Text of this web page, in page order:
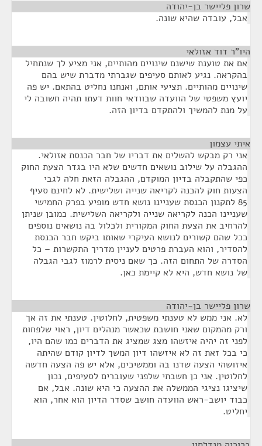
שרון פליישר בן-יהודה
אבל, עובדה שהיא שונה.
היו"ר דוד אזולאי
אם את טוענת שישנם שינויים מהותיים, אני מציע לך שנתחיל
בהקראה. נגיע לאותם סעיפים שגברתי מדברת שיש בהם
שינויים מהותיים. תציעי אותם, ואנחנו נחליט בהתאם. יש פה
יועץ משפטי של הוועדה שבוודאי חוות דעתו תהיה חשובה לי
על מנת להמשיך ולהתקדם בדיון הזה.
איתי עצמון
אני רק מבקש להשלים את דבריו של חבר הכנסת אזולאי.
ההגבלה על שילוב נושאים חדשים שלא היו בגדר הצעת החוק
כפי שהתקבלה בדיון המוקדם, ההגבלה הזאת חלה לגבי
הצעות חוק להכנה לקריאה שנייה ושלישית. לא לחינם סעיף
85 לתקנון הכנסת שעניינו נושא חדש מופיע בפרק החמישי
שעניינו הכנה לקריאה שנייה ולקריאה השלישית. כמובן שניתן
להרחיב את הצעת החוק המקורית ולכלול בה נושאים נוספים
ככל שהם קשורים לנושא העיקרי שאותו ביקש חבר הכנסת
להסדיר, והוא העברת פרטים לעניין מדריך התקשרות – כל
הסדרה של התחום הזה. כך שאם ניסית לרמוז לגבי הגבלה
של נושא חדש, היא לא קיימת כאן.
שרון פליישר בן-יהודה
לא. אני ממש לא טענתי משפטית, לחלוטין. טענתי את זה אך
ורק מהמקום שאני חושבת שכאשר מנהלים דיון, ראוי שלפחות
לפני זה יהיה איזשהו מצג שמציג את הדברים כמו שהם היו,
כי בכל זאת זה לא איזשהו דיון המשך לדיון קודם שהיתה
איזושהי הצעה שדנו בה וממשיכים, אלא יש פה הצעה חדשה
לחלוטין. אני כן חשבתי שלפני שעוברים לסעיפים, נכון
שיציגו נציגי הממשלה את ההצעה כי היא שונה. אבל, אם
כבוד יושב-ראש הוועדה חושב שסדר הדיון הוא אחר, הוא
יחליט.